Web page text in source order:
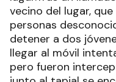
vecino del lugar,
personas
detener a dos
llegar al móvil
pero fueron